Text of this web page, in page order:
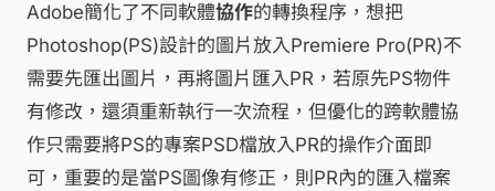
Adobe簡化了不同軟體協作的轉換程序，想把
Photoshop(PS)設計的圖片放入Premiere Pro(PR)不
需要先匯出圖片，再將圖片匯入PR，若原先PS物件
有修改，還須重新執行一次流程，但優化的跨軟體協
作只需要將PS的專案PSD檔放入PR的操作介面即
可，重要的是當PS圖像有修正，則PR內的匯入檔案